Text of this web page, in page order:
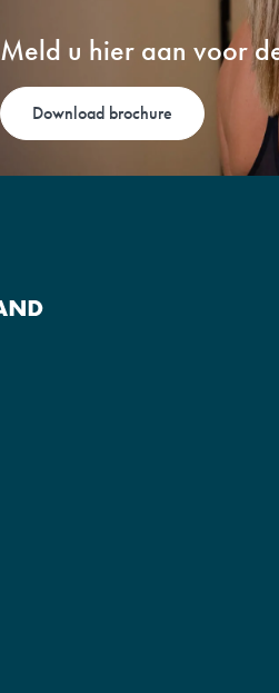
Meld u hier aan voor
Download brochure